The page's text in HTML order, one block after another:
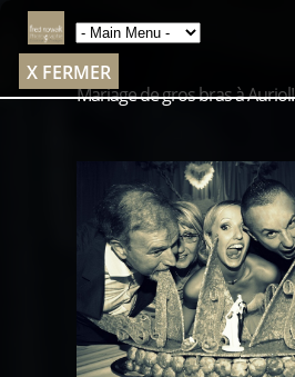
X FERMER
Mariage de gros bras à Auriol!